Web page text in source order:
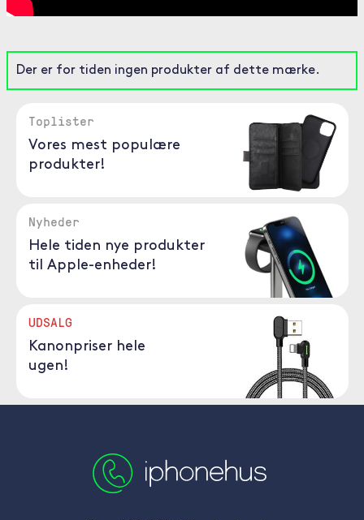
Der er for tiden ingen produkter af dette mærke.
Toplister
Vores mest populære
produkter!
Nyheder
Hele tiden nye produkter
til Apple-enheder!
UDSALG
Kanonpriser hele
ugen!